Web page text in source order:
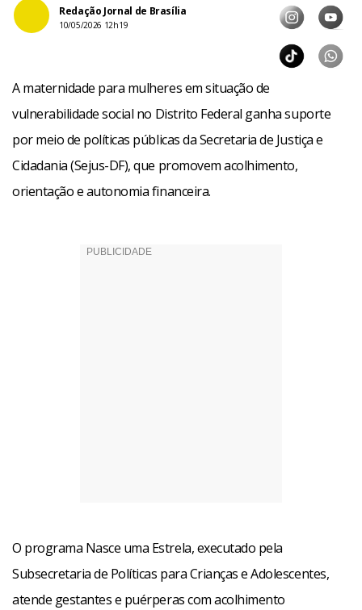
Redação Jornal de Brasília
10/05/2026 12h19
A maternidade para mulheres em situação de
vulnerabilidade social no Distrito Federal ganha suporte
por meio de políticas públicas da Secretaria de Justiça e
Cidadania (Sejus-DF), que promovem acolhimento,
orientação e autonomia financeira.
O programa Nasce uma Estrela, executado pela
Subsecretaria de Políticas para Crianças e Adolescentes,
atende gestantes e puérperas com acolhimento